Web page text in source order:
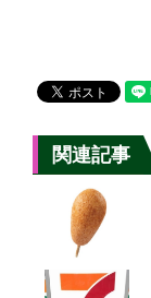
関連記事